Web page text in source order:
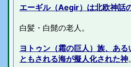
エーギル（Aegir）は北欧神話
白髪・白髭の老人。
ヨトゥン（霜の巨人）族、ある
ともされる海が擬人化された神。